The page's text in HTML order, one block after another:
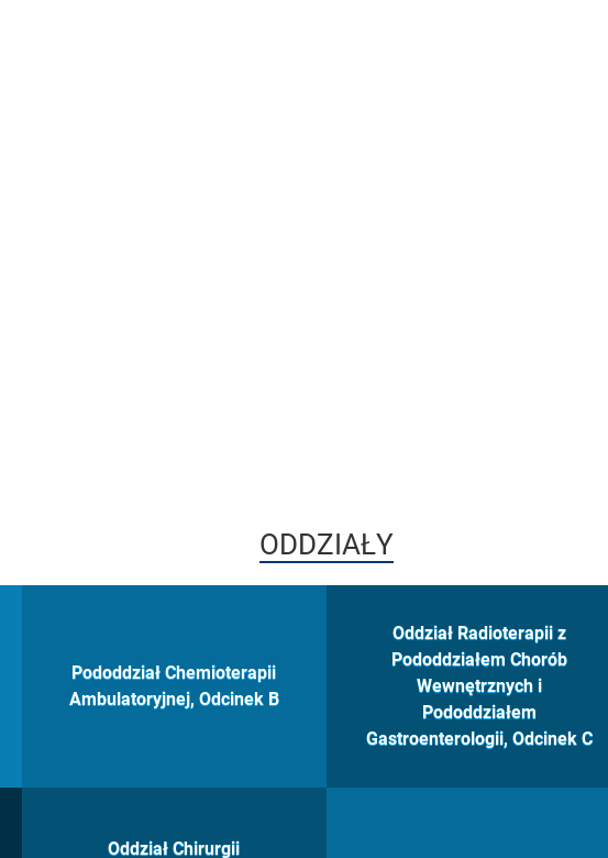
ODDZIAŁY
Pododdział Chemioterapii
Ambulatoryjnej, Odcinek B
Oddział Radioterapii z
Pododdziałem Chorób
Wewnętrznych i
Pododdziałem
Gastroenterologii, Odcinek C
Oddział Chirurgii